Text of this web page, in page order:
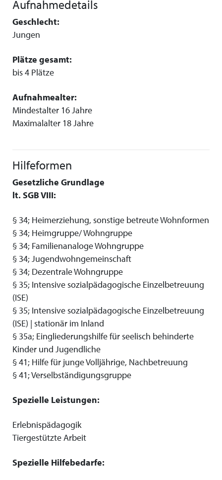
Aufnahmedetails
Geschlecht:
Jungen
Plätze gesamt:
bis 4 Plätze
Aufnahmealter:
Mindestalter 16 Jahre
Maximalalter 18 Jahre
Hilfeformen
Gesetzliche Grundlage
lt. SGB VIII:
§ 34; Heimerziehung, sonstige betreute Wohnformen
§ 34; Heimgruppe/ Wohngruppe
§ 34; Familienanaloge Wohngruppe
§ 34; Jugendwohngemeinschaft
§ 34; Dezentrale Wohngruppe
§ 35; Intensive sozialpädagogische Einzelbetreuung
(ISE)
§ 35; Intensive sozialpädagogische Einzelbetreuung
(ISE) | stationär im Inland
§ 35a; Eingliederungshilfe für seelisch behinderte
Kinder und Jugendliche
§ 41; Hilfe für junge Volljährige, Nachbetreuung
§ 41; Verselbständigungsgruppe
Spezielle Leistungen:
Erlebnispädagogik
Tiergestützte Arbeit
Spezielle Hilfebedarfe: